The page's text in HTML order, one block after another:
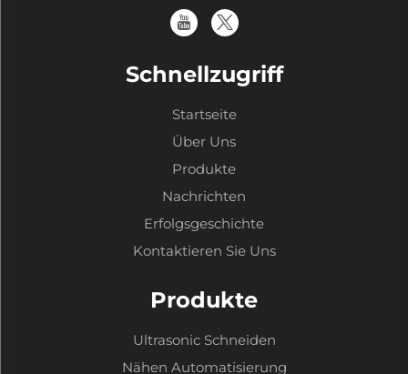
Schnellzugriff
Startseite
Über Uns
Produkte
Nachrichten
Erfolgsgeschichte
Kontaktieren Sie Uns
Produkte
Ultrasonic Schneiden
Nähen Automatisierung